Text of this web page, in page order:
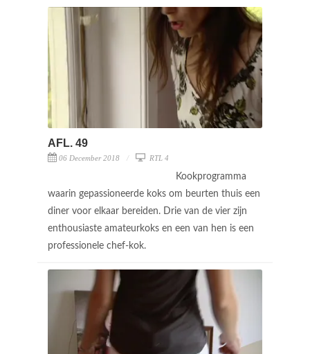
AFL. 49
06 December 2018 RTL 4
Kookprogramma
waarin gepassioneerde koks om beurten thuis een
diner voor elkaar bereiden. Drie van de vier zijn
enthousiaste amateurkoks en een van hen is een
professionele chef-kok.